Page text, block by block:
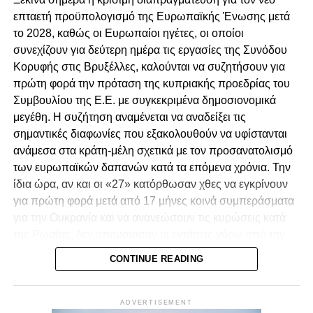
και Βοηθού Γενικού Εισαγγελέα.
Ανεξάρτητη διερεύνηση για τα αδικήματα που
καταγράφονται στο Πόρισμα.
Προσαγωγή των υπόπτων στη Δικαιοσύνη,
λογοδοσία και τιμωρία των ενόχων.
Αναστήλωση των θεσμών και του κράτους
δικαίου στην χώρα μας.
επταετή προϋπολογισμό της Ευρωπαϊκής Ένωσης μετά
το 2028, καθώς οι Ευρωπαίοι ηγέτες, οι οποίοι
συνεχίζουν για δεύτερη ημέρα τις εργασίες της Συνόδου
Κορυφής στις Βρυξέλλες, καλούνται να συζητήσουν για
πρώτη φορά την πρόταση της κυπριακής προεδρίας του
Συμβουλίου της Ε.Ε. με συγκεκριμένα δημοσιονομικά
μεγέθη. Η συζήτηση αναμένεται να αναδείξει τις
σημαντικές διαφωνίες που εξακολουθούν να υφίστανται
ανάμεσα στα κράτη-μέλη σχετικά με τον προσανατολισμό
των ευρωπαϊκών δαπανών κατά τα επόμενα χρόνια. Την
ίδια ώρα, αν και οι «27» κατόρθωσαν χθες να εγκρίνουν
για πρώτη φορά μετά από 17 μήνες κοινά συμπεράσματα
πρωτοβουλία του προέδρου του Ευρωπαϊκού
Συμβουλίου, Αντόνιο Κόστα, να διερευνήσει δίαυλο
επικοινωνίας με τη Μόσχα.
CONTINUE READING
ADVERTISEMENT